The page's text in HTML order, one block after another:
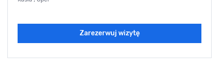
Zarezerwuj wizytę